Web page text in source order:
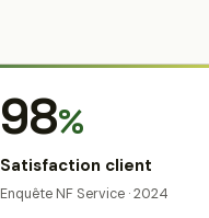
98%
Satisfaction client
Enquête NF Service · 2024